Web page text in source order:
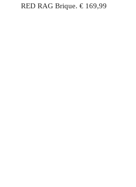
RED RAG Brique. € 169,99